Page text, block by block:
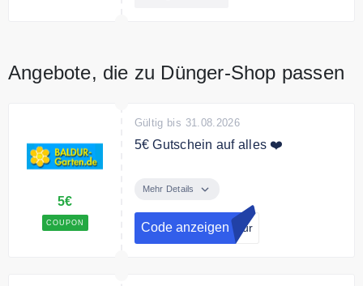
Angebote, die zu Dünger-Shop passen
5€
COUPON
Gültig bis 31.08.2026
5€ Gutschein auf alles ❤️
BALDUR-Garten Newsletter an
und erhalten Sie einen 5€
Gutschein auf Ihre Bestellung.
Mehr Details
Code anzeigen ldur